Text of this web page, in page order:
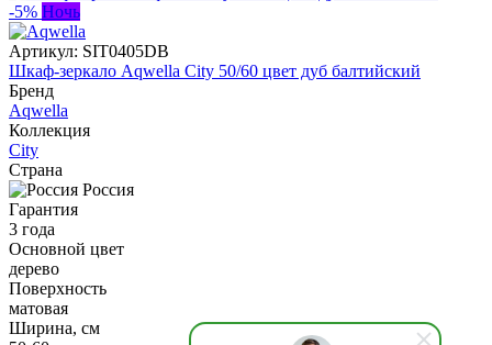
-5% Ночь
Артикул: SIT0405DB
Шкаф-зеркало Aqwella City 50/60 цвет дуб балтийский
Бренд
Aqwella
Коллекция
City
Страна
Россия
Гарантия
3 года
Основной цвет
дерево
Поверхность
матовая
Ширина, см